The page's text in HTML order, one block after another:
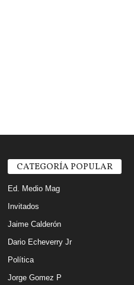
CATEGORÍA POPULAR
Ed. Medio Mag
Invitados
Jaime Calderón
Dario Echeverry Jr
Política
Jorge Gomez P